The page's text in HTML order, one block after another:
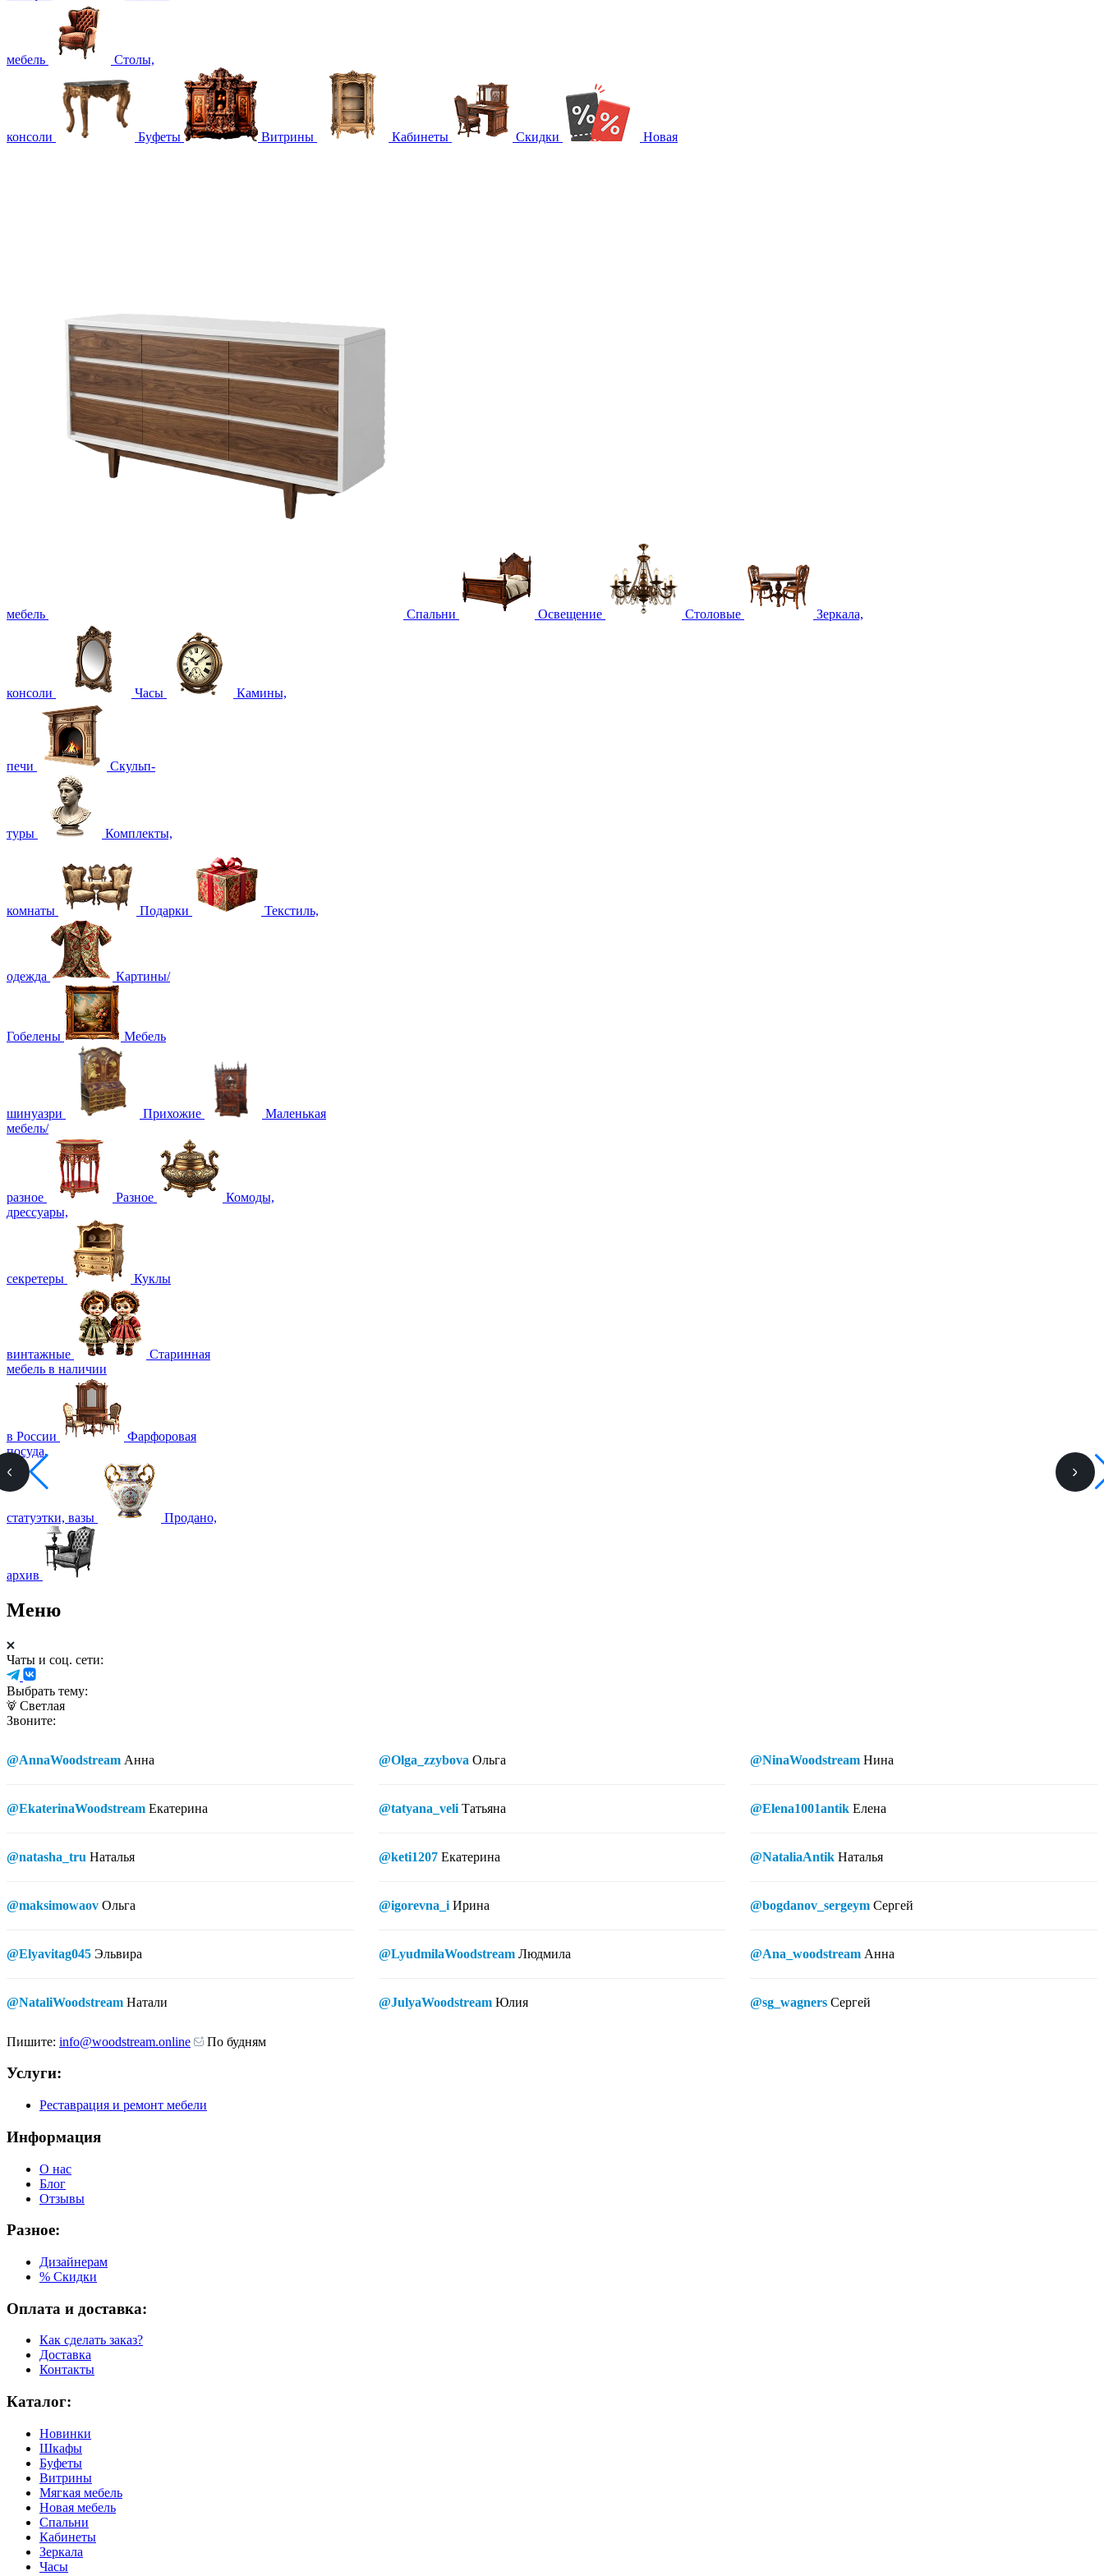
мебель Столы,
консоли Буфеты Витрины Кабинеты Скидки Новая
мебель Спальни Освещение Столовые Зеркала,
консоли Часы Камины,
печи Скульп-
туры Комплекты,
комнаты Подарки Текстиль,
одежда Картины/
Гобелены Мебель
шинуазри Прихожие
Маленькая
мебель/
разное Разное
Комоды,
дрессуары,
секретеры Куклы
винтажные
Старинная
мебель в наличии
в России
Фарфоровая
посуда,
статуэтки, вазы Продано,
архив
Меню
Чаты и соц. сети:
Выбрать тему:
Светлая
Звоните:
@AnnaWoodstream Анна
@EkaterinaWoodstream Екатерина
@natasha_tru Наталья
@maksimowaov Ольга
@Elyavitag045 Эльвира
@NataliWoodstream Натали
@Olga_zzybova Ольга
@tatyana_veli Татьяна
@keti1207 Екатерина
@igorevna_i Ирина
@LyudmilaWoodstream Людмила
@JulyaWoodstream Юлия
@NinaWoodstream Нина
@Elena1001antik Елена
@NataliaAntik Наталья
@bogdanov_sergeym Сергей
@Ana_woodstream Анна
@sg_wagners Сергей
Пишите: info@woodstream.online По будням
Услуги:
Реставрация и ремонт мебели
Информация
О нас
Блог
Отзывы
Разное:
Дизайнерам
% Скидки
Оплата и доставка:
Как сделать заказ?
Доставка
Контакты
Каталог:
Новинки
Шкафы
Буфеты
Витрины
Мягкая мебель
Новая мебель
Спальни
Кабинеты
Зеркала
Часы